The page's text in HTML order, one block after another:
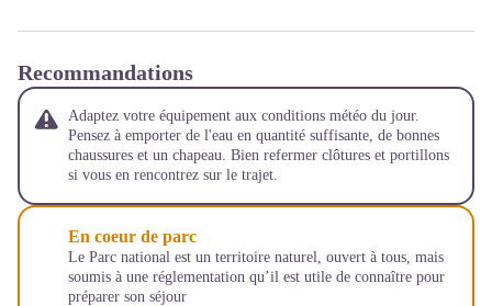
Recommandations
Adaptez votre équipement aux conditions météo du jour.
Pensez à emporter de l'eau en quantité suffisante, de bonnes
chaussures et un chapeau. Bien refermer clôtures et portillons
si vous en rencontrez sur le trajet.
En coeur de parc
Le Parc national est un territoire naturel, ouvert à tous, mais
soumis à une réglementation qu’il est utile de connaître pour
préparer son séjour